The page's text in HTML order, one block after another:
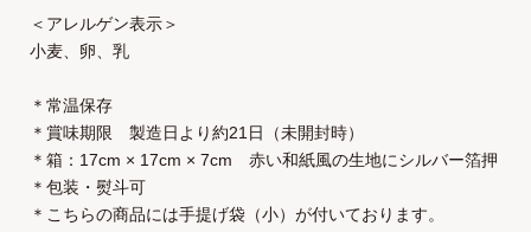
＜アレルゲン表示＞
小麦、卵、乳
＊常温保存
＊賞味期限 製造日より約21日（未開封時）
＊箱：17cm × 17cm × 7cm 赤い和紙風の生地にシルバー箔押
＊包装・熨斗可
＊こちらの商品には手提げ袋（小）が付いております。